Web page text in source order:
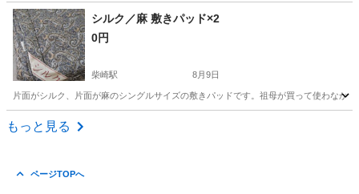
東京 八王子市 寝具 ポチャッコ
シルク／麻 敷きパッド×2
0円
柴崎駅 8月9日
片面がシルク、片面が麻のシングルサイズの敷きパッドです。祖母が買って使わなか
東京 調布市
もっと見る
ページTOPへ